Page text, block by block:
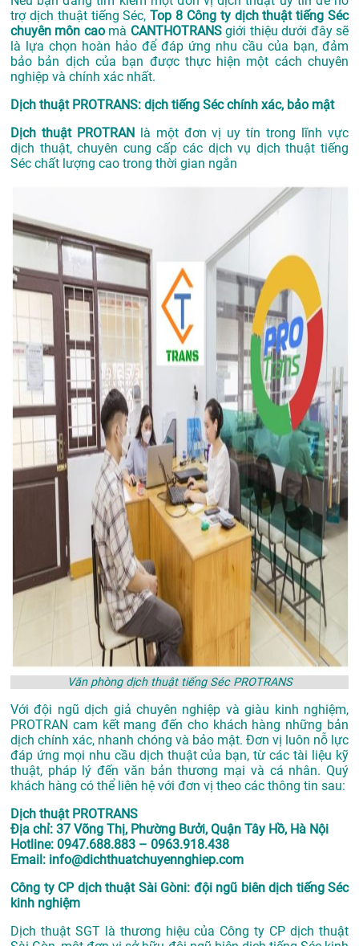
trợ dịch thuật tiếng Séc,Top 8 Công ty dịch thuật tiếng Séc
chuyên môn caomà CANTHOTRANSgiới thiệu dưới đây sẽ
là lựa chọn hoàn hảo để đáp ứng nhu cầu của bạn, đảm
bảo bản dịch của bạn được thực hiện một cách chuyên
nghiệp và chính xác nhất.
Dịch thuật PROTRANS: dịch tiếng Séc chính xác, bảo mật
Dịch thuật PROTRAN là một đơn vị uy tín trong lĩnh vực
dịch thuật, chuyên cung cấp các dịch vụ dịch thuật tiếng
Séc chất lượng cao trong thời gian ngắn
Văn phòng dịch thuật tiếng Séc PROTRANS
Với đội ngũ dịch giả chuyên nghiệp và giàu kinh nghiệm,
PROTRAN cam kết mang đến cho khách hàng những bản
dịch chính xác, nhanh chóng và bảo mật. Đơn vị luôn nỗ lực
đáp ứng mọi nhu cầu dịch thuật của bạn, từ các tài liệu kỹ
thuật, pháp lý đến văn bản thương mại và cá nhân. Quý
khách hàng có thể liên hệ với đơn vị theo các thông tin sau:
Dịch thuật PROTRANS
Địa chỉ: 37 Võng Thị, Phường Bưởi, Quận Tây Hồ, Hà Nội
Hotline: 0947.688.883 – 0963.918.438
Email: info@dichthuatchuyennghiep.com
Công ty CP dịch thuật Sài Gòni: đội ngũ biên dịch tiếng Séc
kinh nghiệm
Dịch thuật SGT là thương hiệu của Công ty CP dịch thuật